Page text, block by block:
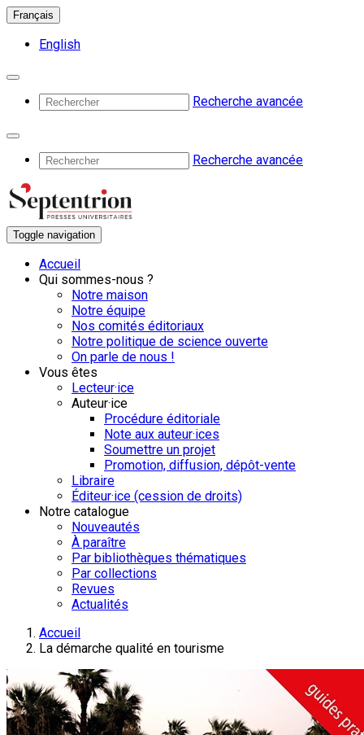
Français
English
Recherche avancée
Recherche avancée
Toggle navigation
Accueil
Qui sommes-nous ?
Notre maison
Notre équipe
Nos comités éditoriaux
Notre politique de science ouverte
On parle de nous !
Vous êtes
Lecteur·ice
Auteur·ice
Procédure éditoriale
Note aux auteur·ices
Soumettre un projet
Promotion, diffusion, dépôt-vente
Libraire
Éditeur·ice (cession de droits)
Notre catalogue
Nouveautés
À paraître
Par bibliothèques thématiques
Par collections
Revues
Actualités
Accueil
La démarche qualité en tourisme